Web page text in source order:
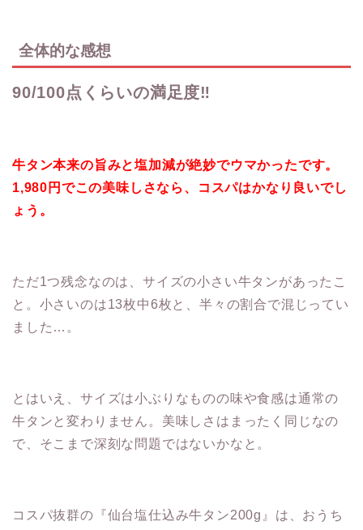
全体的な感想
90/100点くらいの満足度‼︎
牛タン本来の旨みと塩加減が絶妙でウマかったです。
1,980円でこの美味しさなら、コスパはかなり良いでし
ょう。
ただ1つ残念なのは、サイズの小さい牛タンがあったこ
と。小さいのは13枚中6枚と、半々の割合で混じってい
ました…。
とはいえ、サイズは小ぶりなものの味や食感は通常の
牛タンと変わりません。美味しさはまったく同じなの
で、そこまで深刻な問題ではないかなと。
コスパ抜群の『仙台塩仕込み牛タン200g』は、おうち